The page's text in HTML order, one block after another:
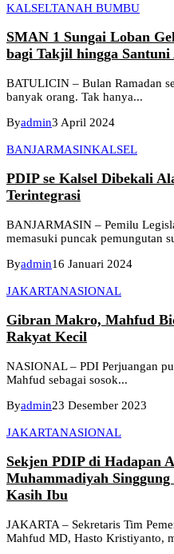
KALSELTANAH BUMBU
SMAN 1 Sungai Loban
bagi Takjil hingga
BATULICIN – Bulan Ramadan
banyak orang. Tak hanya...
Byadmin3 April 2024
BANJARMASINKALSEL
PDIP se Kalsel Dibekali
Terintegrasi
BANJARMASIN – Pemilu
memasuki puncak pemungutan
Byadmin16 Januari 2024
JAKARTANASIONAL
Gibran Makro, Mahfud
Rakyat Kecil
NASIONAL – PDI Perjuangan
Mahfud sebagai sosok...
Byadmin23 Desember 2023
JAKARTANASIONAL
Sekjen PDIP di Hadapan
Muhammadiyah
Kasih Ibu
JAKARTA – Sekretaris Tim
Mahfud MD, Hasto Kristiyanto,